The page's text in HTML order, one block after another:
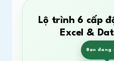
Lộ trình 6 cấp
Excel &
Bạn đang